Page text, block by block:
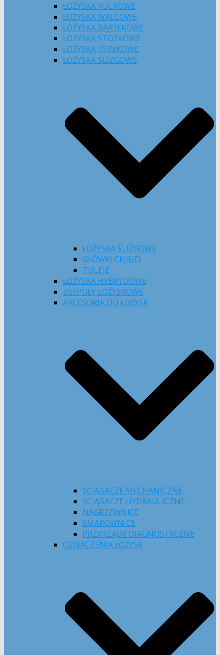
ŁOŻYSKA KULKOWE
ŁOŻYSKA WALCOWE
ŁOŻYSKA BARYŁKOWE
ŁOŻYSKA STOŻKOWE
ŁOŻYSKA IGIEŁKOWE
ŁOŻYSKA ŚLIZGOWE
ŁOŻYSKA ŚLIZGOWE
GŁÓWKI CIĘGIEŁ
TULEJE
ŁOŻYSKA HYBRYDOWE
ZESPOŁY ŁOŻYSKOWE
AKCESORIA DO ŁOŻYSK
ŚCIĄGACZE MECHANICZNE
ŚCIĄGACZE HYDRAULICZNE
NAGRZEWNICE
SMAROWNICE
PRZYRZĄDY DIAGNOSTYCZNE
OZNACZENIA ŁOŻYSK